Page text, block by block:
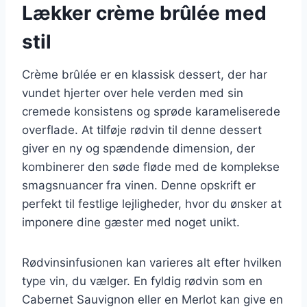
Lækker crème brûlée med
stil
Crème brûlée er en klassisk dessert, der har
vundet hjerter over hele verden med sin
cremede konsistens og sprøde karameliserede
overflade. At tilføje rødvin til denne dessert
giver en ny og spændende dimension, der
kombinerer den søde fløde med de komplekse
smagsnuancer fra vinen. Denne opskrift er
perfekt til festlige lejligheder, hvor du ønsker at
imponere dine gæster med noget unikt.
Rødvinsinfusionen kan varieres alt efter hvilken
type vin, du vælger. En fyldig rødvin som en
Cabernet Sauvignon eller en Merlot kan give en